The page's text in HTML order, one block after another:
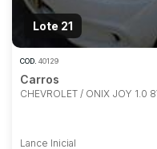
Lote 21
COD. 40129
Carros
CHEVROLET / ONIX JOY 1.0
Lance Inicial